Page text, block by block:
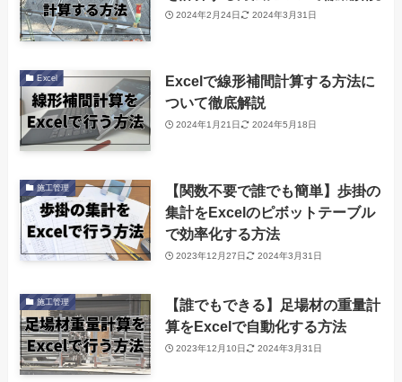
2024年2月24日 2024年3月31日
Excel
Excelで線形補間計算する方法に
ついて徹底解説
2024年1月21日 2024年5月18日
施工管理
【関数不要で誰でも簡単】歩掛の
集計をExcelのピボットテーブル
で効率化する方法
2023年12月27日 2024年3月31日
施工管理
【誰でもできる】足場材の重量計
算をExcelで自動化する方法
2023年12月10日 2024年3月31日